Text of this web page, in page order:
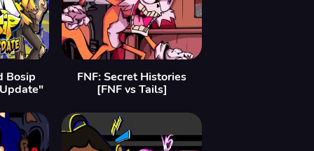
Bosip
FNF: Secret Histories
[FNF vs Tails]